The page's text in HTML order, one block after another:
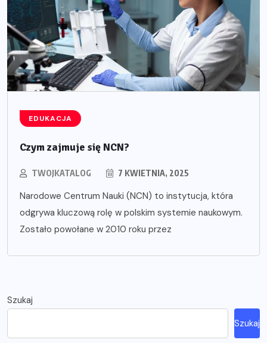
EDUKACJA
Czym zajmuje się NCN?
TWOJKATALOG 7 KWIETNIA, 2025
Narodowe Centrum Nauki (NCN) to instytucja, która
odgrywa kluczową rolę w polskim systemie naukowym.
Zostało powołane w 2010 roku przez
Szukaj
Szukaj